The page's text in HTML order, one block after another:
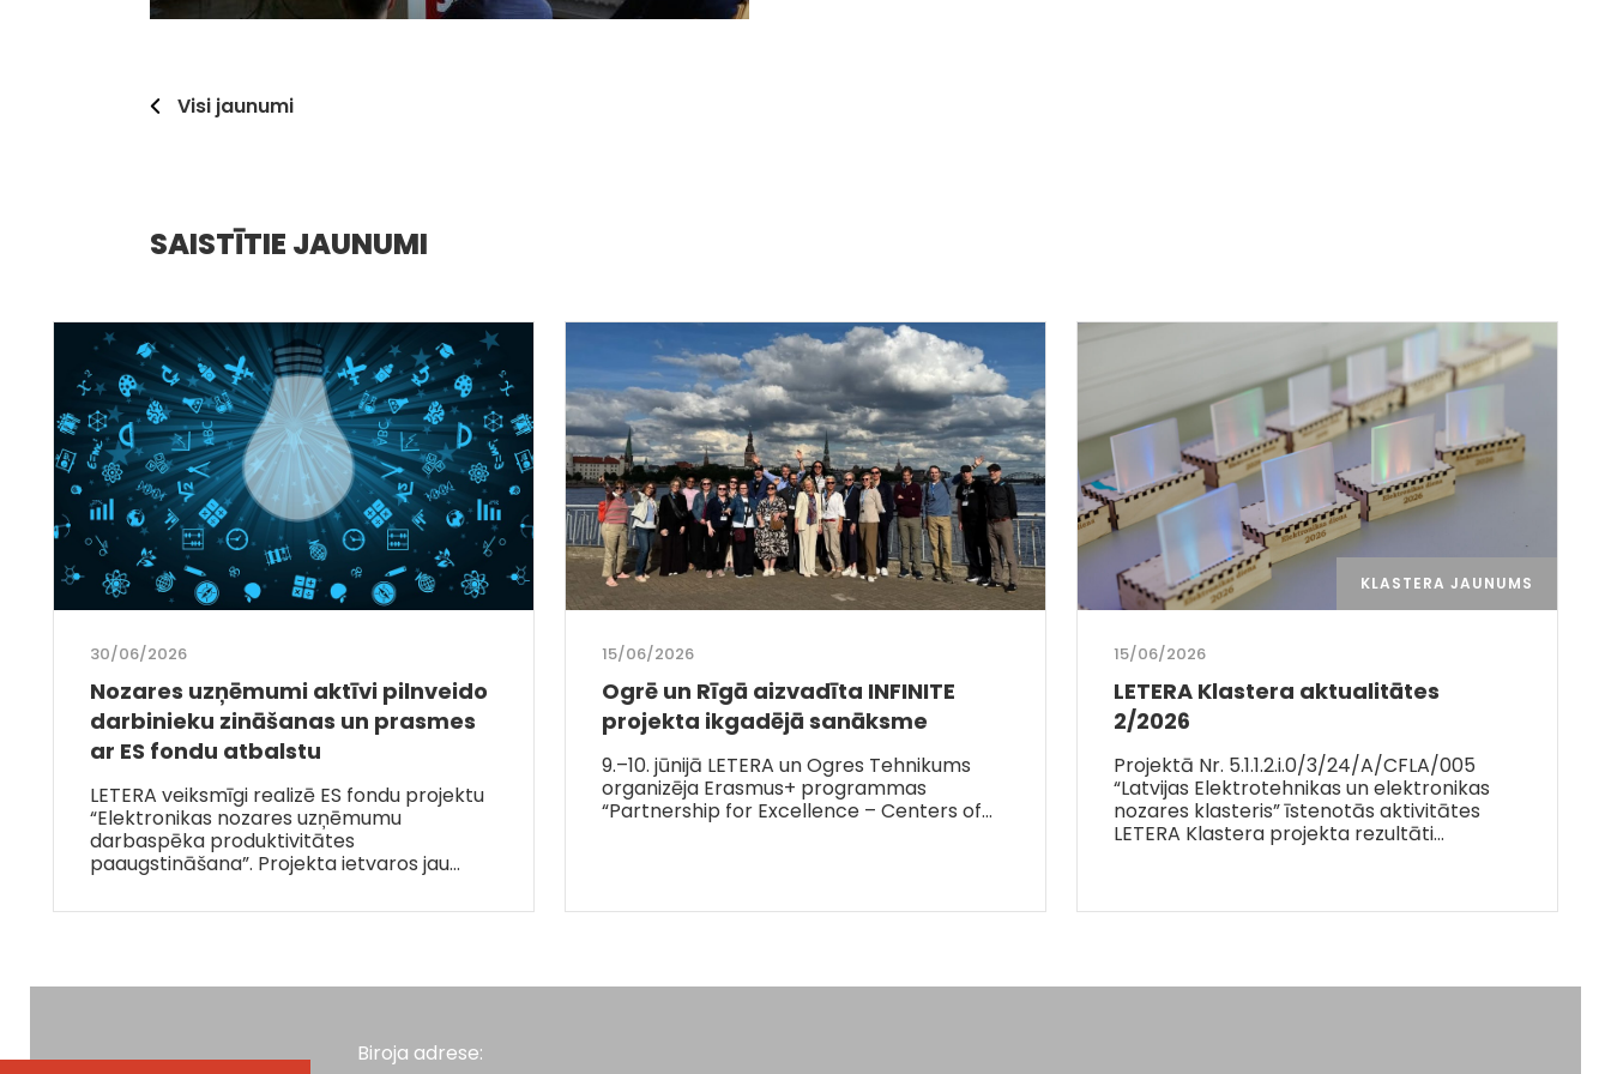
Visi jaunumi
SAISTĪTIE JAUNUMI
30/06/2026
Nozares uzņēmumi aktīvi pilnveido
darbinieku zināšanas un prasmes
ar ES fondu atbalstu
LETERA veiksmīgi realizē ES fondu projektu
“Elektronikas nozares uzņēmumu
darbaspēka produktivitātes
paaugstināšana”. Projekta ietvaros jau…
15/06/2026
Ogrē un Rīgā aizvadīta INFINITE
projekta ikgadējā sanāksme
9.–10. jūnijā LETERA un Ogres Tehnikums
organizēja Erasmus+ programmas
“Partnership for Excellence – Centers of…
KLASTERA JAUNUMS
15/06/2026
LETERA Klastera aktualitātes
2/2026
Projektā Nr. 5.1.1.2.i.0/3/24/A/CFLA/005
“Latvijas Elektrotehnikas un elektronikas
nozares klasteris” īstenotās aktivitātes
LETERA Klastera projekta rezultāti…
Biroja adrese: